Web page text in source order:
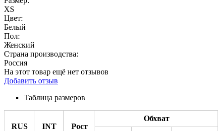
XS
Цвет:
Белый
Пол:
Женский
Страна производства:
Россия
На этот товар ещё нет отзывов
Добавить отзыв
Таблица размеров
RUS INT Рост
Обхват